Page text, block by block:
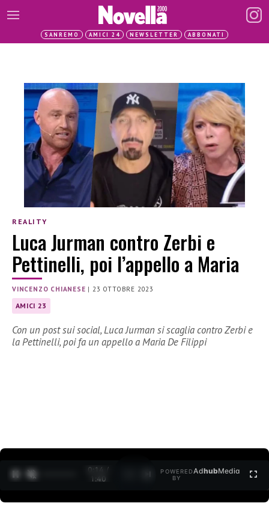
SANREMO AMICI 24 NEWSLETTER ABBONATI
REALITY
Luca Jurman contro Zerbi e
Pettinelli, poi l’appello a Maria
VINCENZO CHIANESE |23 OTTOBRE 2023
AMICI 23
Con un post sui social, Luca Jurman si scaglia contro Zerbi e
la Pettinelli, poi fa un appello a Maria De Filippi
0:15 /
1:40
POWERED
BY
AdhubMedia